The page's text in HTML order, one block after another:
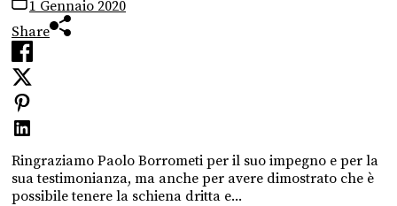
1 Gennaio 2020
Share
Ringraziamo Paolo Borrometi per il suo impegno e per la
sua testimonianza, ma anche per avere dimostrato che è
possibile tenere la schiena dritta e...